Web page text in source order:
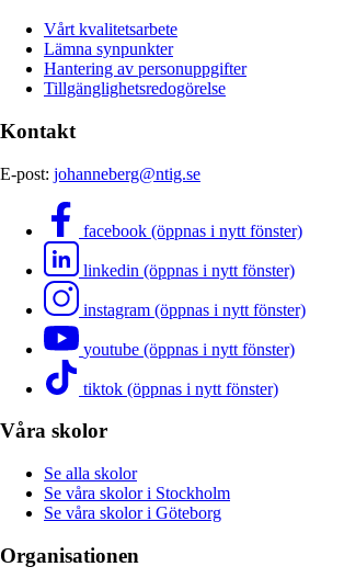
Vårt kvalitetsarbete
Lämna synpunkter
Hantering av personuppgifter
Tillgänglighetsredogörelse
Kontakt
E-post: johanneberg@ntig.se
facebook (öppnas i nytt fönster)
linkedin (öppnas i nytt fönster)
instagram (öppnas i nytt fönster)
youtube (öppnas i nytt fönster)
tiktok (öppnas i nytt fönster)
Våra skolor
Se alla skolor
Se våra skolor i Stockholm
Se våra skolor i Göteborg
Organisationen